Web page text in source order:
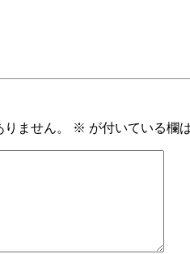
ません。 ※ が付いている欄